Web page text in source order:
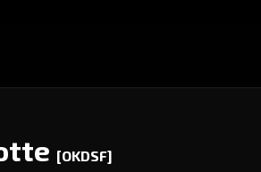
[OKDSF]